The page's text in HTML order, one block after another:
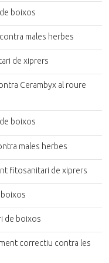
boixos
males herbes
de xiprers
Cerambyx al roure
boixos
males herbes
fitosanitari de xiprers
de boixos
correctiu contra les